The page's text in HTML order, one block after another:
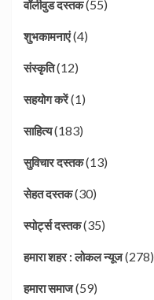
वॉलीवुड दस्तक(55)
शुभकामनाएं(4)
संस्कृति(12)
सहयोग करें(1)
साहित्य(183)
सुविचार दस्तक(13)
सेहत दस्तक(30)
स्पोर्ट्स दस्तक(35)
हमारा शहर : लोकल न्यूज(278)
हमारा समाज(59)